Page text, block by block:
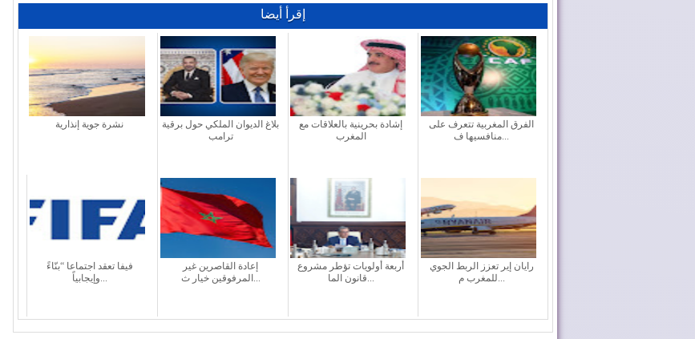
إقرأ أيضا
نشرة جوية إنذارية
بلاغ الديوان الملكي حول برقية
ترامب
إشادة بحرينية بالعلاقات مع
المغرب
الفرق المغربية تتعرف على
منافسيها ف...
فيفا تعقد اجتماعا “بنّاءً
وإيجابياً...
إعادة القاصرين غير
المرفوقين خيار ث...
أربعة أولويات تؤطر مشروع
قانون الما...
رايان إير تعزز الربط الجوي
للمغرب م...